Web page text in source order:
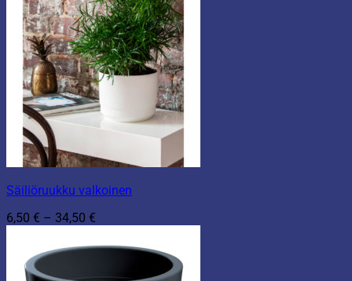
Säiliöruukku valkoinen
6,50 € – 34,50 €
-